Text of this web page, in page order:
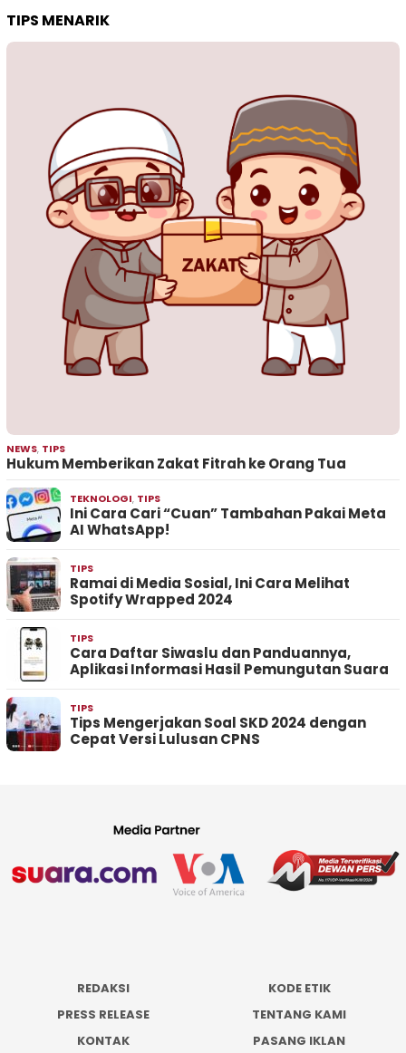
TIPS MENARIK
NEWS, TIPS
Hukum Memberikan Zakat Fitrah ke Orang Tua
TEKNOLOGI, TIPS
Ini Cara Cari “Cuan” Tambahan Pakai Meta
AI WhatsApp!
TIPS
Ramai di Media Sosial, Ini Cara Melihat
Spotify Wrapped 2024
TIPS
Cara Daftar Siwaslu dan Panduannya,
Aplikasi Informasi Hasil Pemungutan Suara
TIPS
Tips Mengerjakan Soal SKD 2024 dengan
Cepat Versi Lulusan CPNS
REDAKSI
KODE ETIK
PRESS RELEASE
TENTANG KAMI
KONTAK
PASANG IKLAN